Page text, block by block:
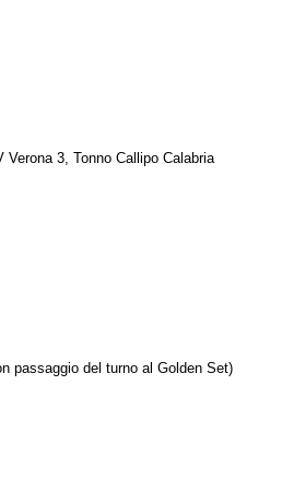
3, Tonno Callipo Calabria
passaggio del turno al Golden Set)